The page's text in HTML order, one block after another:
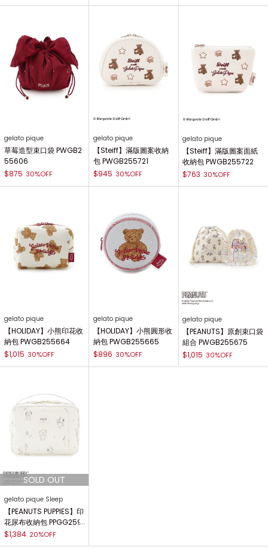
gelato pique
草莓造型束口袋 PWGB2
55606
$875 30%OFF
gelato pique
【Steiff】滿版圖案收納
包 PWGB255721
$945 30%OFF
gelato pique
【Steiff】滿版圖案面紙
收納包 PWGB255722
$763 30%OFF
gelato pique
【HOLIDAY】小熊印花收
納包 PWGB255664
$1,015 30%OFF
gelato pique
【HOLIDAY】小熊圓形收
納包 PWGB255665
$896 30%OFF
gelato pique
【PEANUTS】原創束口袋
組合 PWGB255675
$1,015 30%OFF
gelato pique Sleep
【PEANUTS PUPPIES】印
花尿布收納包 PPGG259
217
$1,384 20%OFF